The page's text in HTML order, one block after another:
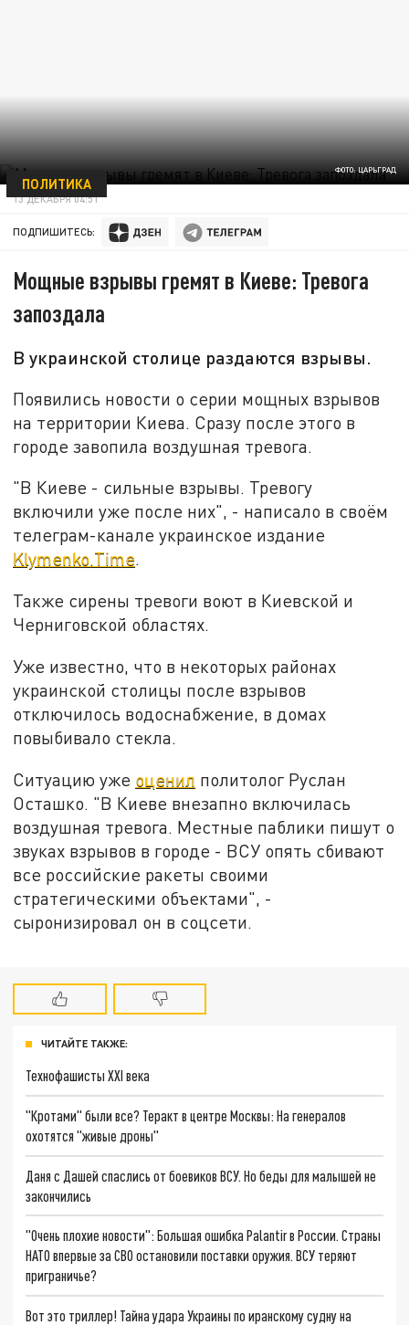
ФОТО: ЦАРЬГРАД
ПОЛИТИКА
13 ДЕКАБРЯ 04:51
ПОДПИШИТЕСЬ:
Мощные взрывы гремят в Киеве: Тревога
запоздала
В украинской столице раздаются взрывы.
Появились новости о серии мощных взрывов
на территории Киева. Сразу после этого в
городе завопила воздушная тревога.
"В Киеве - сильные взрывы. Тревогу
включили уже после них", - написало в своём
телеграм-канале украинское издание
Klymenko.Time.
Также сирены тревоги воют в Киевской и
Черниговской областях.
Уже известно, что в некоторых районах
украинской столицы после взрывов
отключилось водоснабжение, в домах
повыбивало стекла.
Ситуацию уже оценил политолог Руслан
Осташко. "В Киеве внезапно включилась
воздушная тревога. Местные паблики пишут о
звуках взрывов в городе - ВСУ опять сбивают
все российские ракеты своими
стратегическими объектами", -
сыронизировал он в соцсети.
ЧИТАЙТЕ ТАКЖЕ:
Технофашисты XXI века
"Кротами" были все? Теракт в центре Москвы: На генералов
охотятся "живые дроны"
Даня с Дашей спаслись от боевиков ВСУ. Но беды для малышей не
закончились
"Очень плохие новости": Большая ошибка Palantir в России. Страны
НАТО впервые за СВО остановили поставки оружия. ВСУ теряют
приграничье?
Вот это триллер! Тайна удара Украины по иранскому судну на